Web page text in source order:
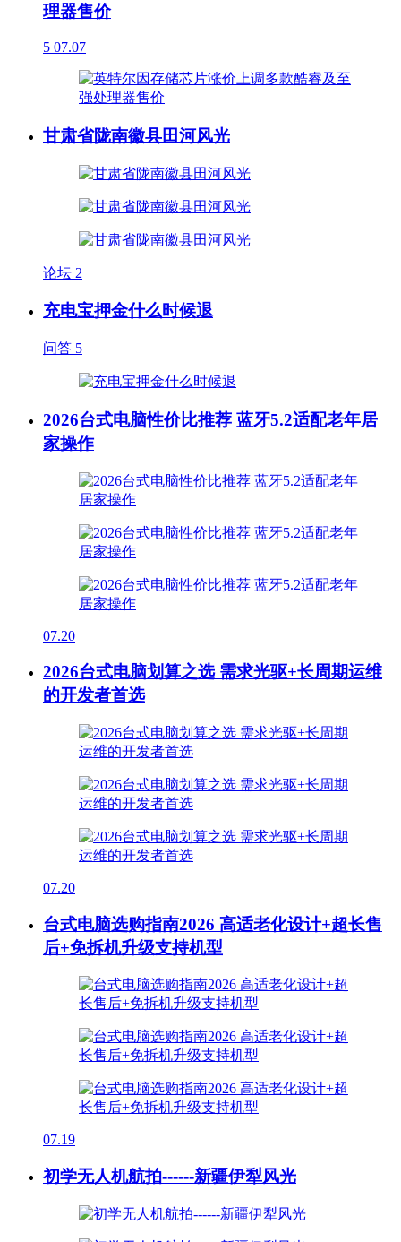
理器售价
5 07.07
甘肃省陇南徽县田河风光
论坛 2
充电宝押金什么时候退
问答 5
2026台式电脑性价比推荐 蓝牙5.2适配老年居
家操作
07.20
2026台式电脑划算之选 需求光驱+长周期运维
的开发者首选
07.20
台式电脑选购指南2026 高适老化设计+超长售
后+免拆机升级支持机型
07.19
初学无人机航拍------新疆伊犁风光